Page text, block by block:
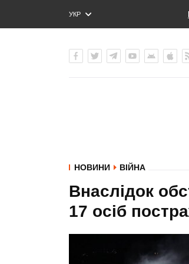
УКР
ENG
НОВИНИ ВІЙНА
Внаслідок
17 осіб